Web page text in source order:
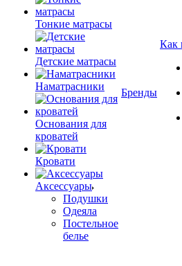
Тонкие матрасы
Детские матрасы
Наматрасники
Основания для
кроватей
Кровати
Аксессуары
Подушки
Одеяла
Постельное
белье
Бренды
Как